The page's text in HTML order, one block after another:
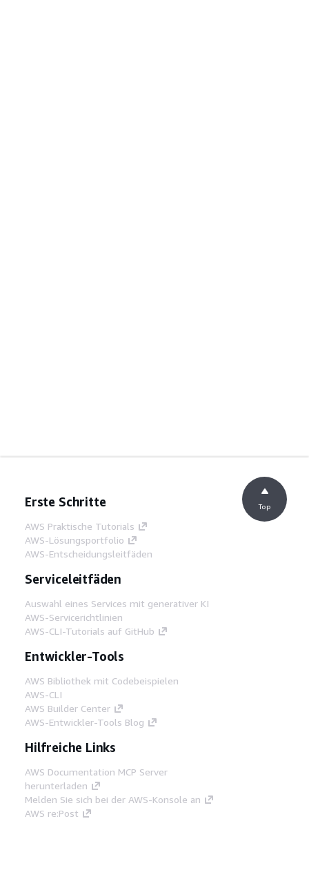
Erste Schritte
AWS Praktische Tutorials
AWS-Lösungsportfolio
AWS-Entscheidungsleitfäden
Serviceleitfäden
Auswahl eines Services mit generativer KI
AWS-Servicerichtlinien
AWS-CLI-Tutorials auf GitHub
Entwickler-Tools
AWS Bibliothek mit Codebeispielen
AWS-CLI
AWS Builder Center
AWS-Entwickler-Tools Blog
Hilfreiche Links
AWS Documentation MCP Server
herunterladen
Melden Sie sich bei der AWS-Konsole an
AWS re:Post
Top